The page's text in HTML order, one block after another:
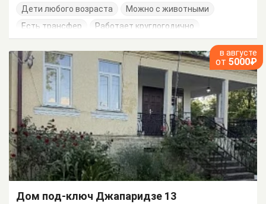
Дети любого возраста
Можно с животными
Есть трансфер
Работает круглогодично
в августе
от 5000₽
Дом под-ключ Джапаридзе 13